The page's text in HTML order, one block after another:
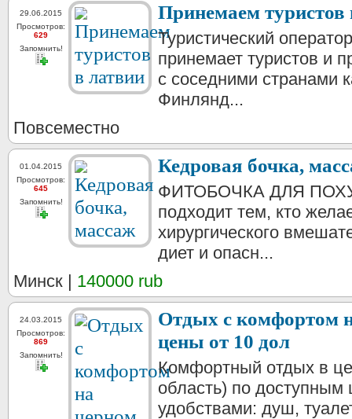
29.06.2015
Просмотров:
629
Запомнить!
Принемаем туристов
Туристический
принемает туристов и
с соседними странами
Финлянд...
Повсеместно
01.04.2015
Просмотров:
645
Запомнить!
Кедровая бочка,
ФИТОБОЧКА ДЛЯ
подходит тем, кто
хирургического
диет и опасн...
Минск | 140000 rub
24.03.2015
Просмотров:
869
Запомнить!
Отдых с комфортом
цены от 10 дол
Комфортный отдых в
область) по
удобствами: душ,